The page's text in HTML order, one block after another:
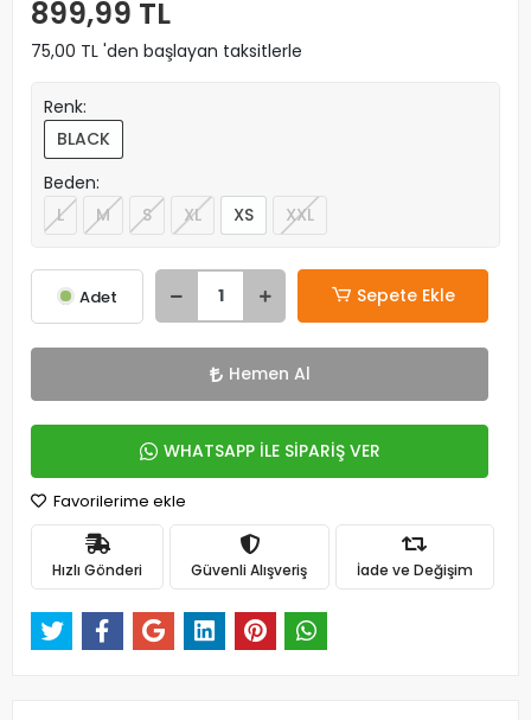
899,99 TL
75,00 TL 'den başlayan taksitlerle
Renk:
BLACK
Beden:
L
M S XL XS XXL
Adet Sepete Ekle
Hemen Al
WHATSAPP İLE SİPARİŞ VER
Favorilerime ekle
Hızlı Gönderi Güvenli Alışveriş İade ve Değişim